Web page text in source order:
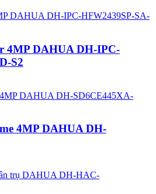
4MP DAHUA DH-IPC-
S2
4MP DAHUA DH-